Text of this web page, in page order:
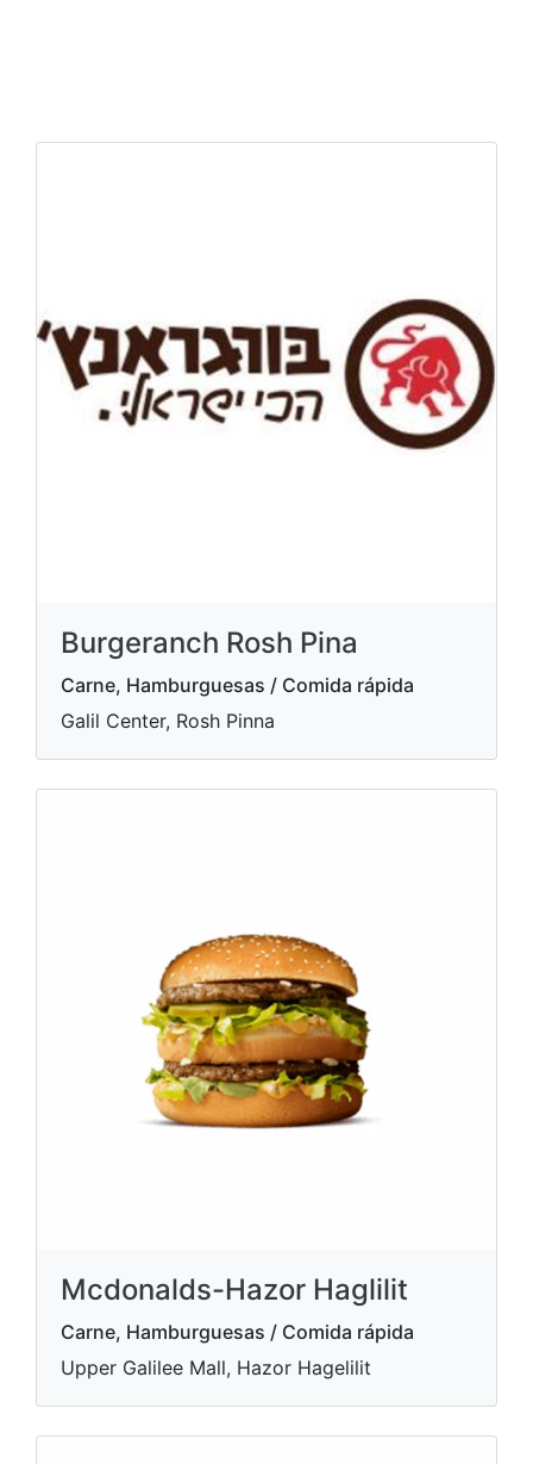
Burgeranch Rosh Pina
Carne, Hamburguesas / Comida rápida
Galil Center, Rosh Pinna
Mcdonalds-Hazor Haglilit
Carne, Hamburguesas / Comida rápida
Upper Galilee Mall, Hazor Hagelilit